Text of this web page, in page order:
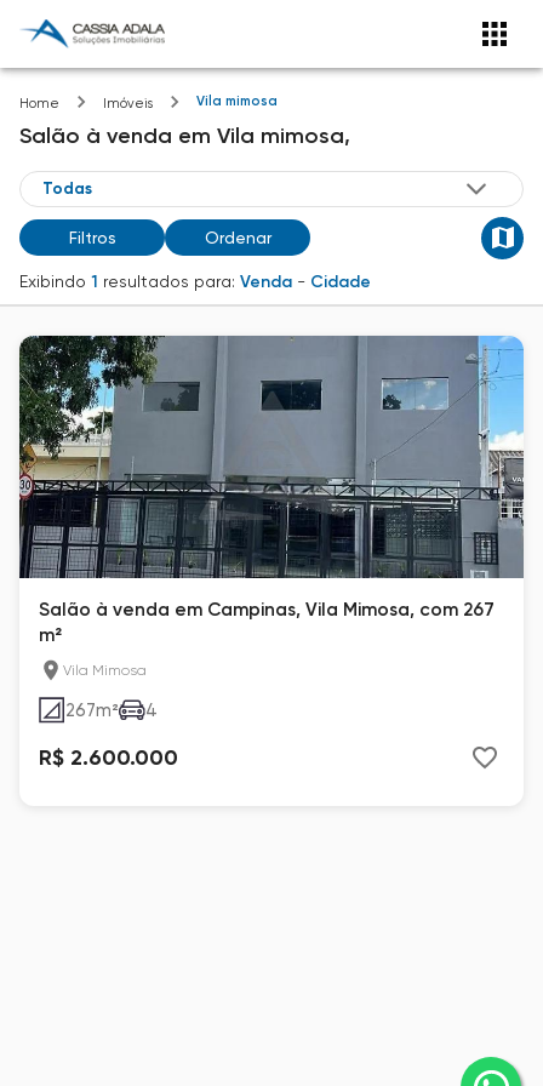
Home Imóveis Vila mimosa
Salão à venda em Vila mimosa,
Filtros Ordenar
Exibindo 1 resultados para: Venda - Cidade
Salão à venda em Campinas, Vila Mimosa, com 267
m²
Vila Mimosa
267m² 4
R$ 2.600.000